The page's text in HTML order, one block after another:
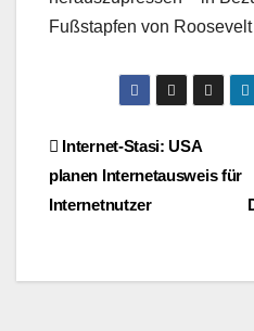
Fußstapfen von Roosevelt
Internet-Stasi: USA
planen Internetausweis für
Internetnutzer